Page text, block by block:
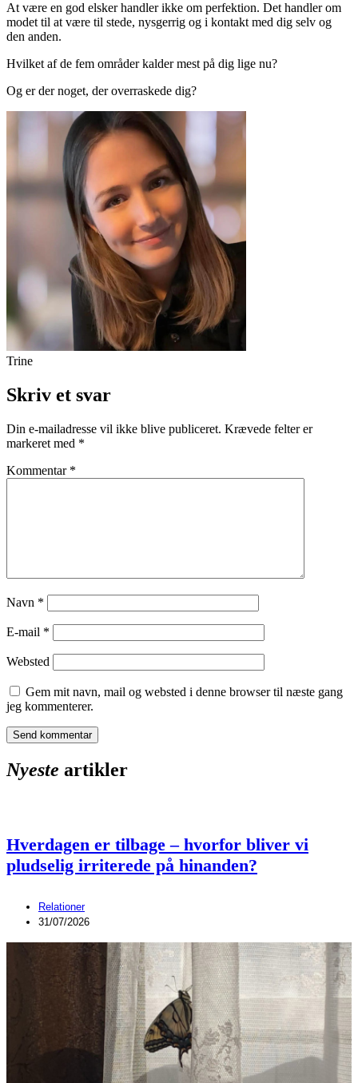
At være en god elsker handler ikke om perfektion. Det handler om
modet til at være til stede, nysgerrig og i kontakt med dig selv og
den anden.
Hvilket af de fem områder kalder mest på dig lige nu?
Og er der noget, der overraskede dig?
Trine
Skriv et svar
Din e-mailadresse vil ikke blive publiceret. Krævede felter er
markeret med *
Kommentar *
Navn *
E-mail *
Websted
Gem mit navn, mail og websted i denne browser til næste gang
jeg kommenterer.
Nyeste artikler
Hverdagen er tilbage – hvorfor bliver vi
pludselig irriterede på hinanden?
Relationer
31/07/2026